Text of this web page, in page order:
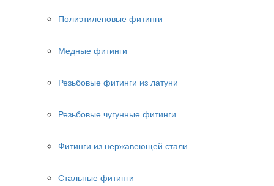
Полиэтиленовые фитинги
Медные фитинги
Резьбовые фитинги из латуни
Резьбовые чугунные фитинги
Фитинги из нержавеющей стали
Стальные фитинги